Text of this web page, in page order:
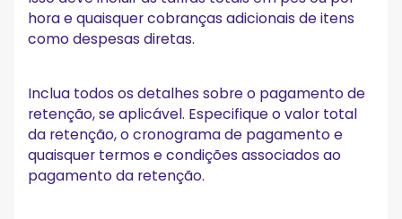
hora e quaisquer cobranças adicionais de itens
como despesas diretas.
Inclua todos os detalhes sobre o pagamento de
retenção, se aplicável. Especifique o valor total
da retenção, o cronograma de pagamento e
quaisquer termos e condições associados ao
pagamento da retenção.